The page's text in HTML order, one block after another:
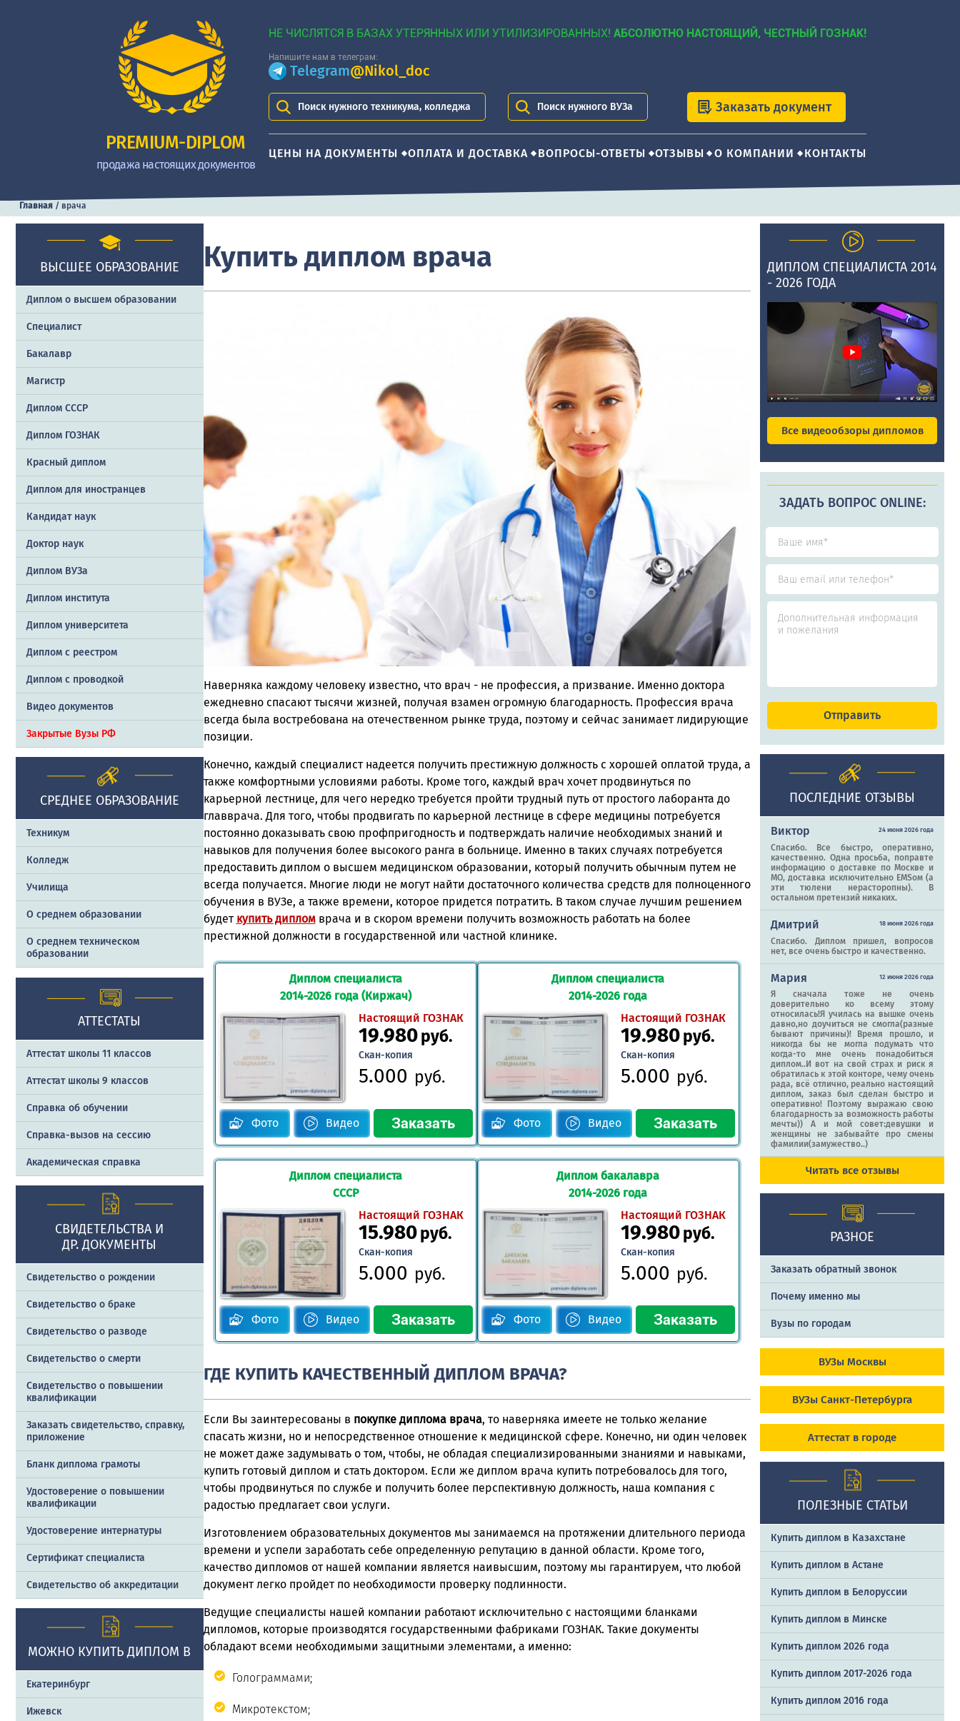
PREMIUM-DIPLOM
продажа настоящих документов
НЕ ЧИСЛЯТСЯ В БАЗАХ УТЕРЯННЫХ ИЛИ УТИЛИЗИРОВАННЫХ!АБСОЛЮТНО НАСТОЯЩИЙ, ЧЕСТНЫЙ ГОЗНАК!
Напишите нам в телеграм:
Telegram@Nikol_doc
Поиск нужного техникума, колледжа Поиск нужного ВУЗа Заказать документ
ЦЕНЫ НА ДОКУМЕНТЫ ОПЛАТА И ДОСТАВКА ВОПРОСЫ-ОТВЕТЫ ОТЗЫВЫ О КОМПАНИИ КОНТАКТЫ
Главная / врача
ВЫСШЕЕ ОБРАЗОВАНИЕ
Диплом о высшем образовании
Специалист
Бакалавр
Магистр
Диплом СССР
Диплом ГОЗНАК
Красный диплом
Диплом для иностранцев
Кандидат наук
Доктор наук
Диплом ВУЗа
Диплом института
Диплом университета
Диплом с реестром
Диплом с проводкой
Видео документов
Закрытые Вузы РФ
СРЕДНЕЕ ОБРАЗОВАНИЕ
Техникум
Колледж
Училища
О среднем образовании
О среднем техническом
образовании
АТТЕСТАТЫ
Аттестат школы 11 классов
Аттестат школы 9 классов
Справка об обучении
Справка-вызов на сессию
Академическая справка
СВИДЕТЕЛЬСТВА И
ДР. ДОКУМЕНТЫ
Свидетельство о рождении
Свидетельство о браке
Свидетельство о разводе
Свидетельство о смерти
Свидетельство о повышении
квалификации
Заказать cвидетельство, справку,
приложение
Бланк диплома грамоты
Удостоверение о повышении
квалификации
Удостоверение интернатуры
Сертификат специалиста
Свидетельство об аккредитации
МОЖНО КУПИТЬ ДИПЛОМ В
Екатеринбург
Ижевск
Купить диплом врача
Наверняка каждому человеку известно, что врач - не профессия, а призвание. Именно доктора
ежедневно спасают тысячи жизней, получая взамен огромную благодарность. Профессия врача
всегда была востребована на отечественном рынке труда, поэтому и сейчас занимает лидирующие
позиции.
Конечно, каждый специалист надеется получить престижную должность с хорошей оплатой труда, а
также комфортными условиями работы. Кроме того, каждый врач хочет продвинуться по
карьерной лестнице, для чего нередко требуется пройти трудный путь от простого лаборанта до
главврача. Для того, чтобы продвигать по карьерной лестнице в сфере медицины потребуется
постоянно доказывать свою профпригодность и подтверждать наличие необходимых знаний и
навыков для получения более высокого ранга в больнице. Именно в таких случаях потребуется
предоставить диплом о высшем медицинском образовании, который получить обычным путем не
всегда получается. Многие люди не могут найти достаточного количества средств для полноценного
обучения в ВУЗе, а также времени, которое придется потратить. В таком случае лучшим решением
будет купить дипломврача и в скором времени получить возможность работать на более
престижной должности в государственной или частной клинике.
Диплом специалиста
2014-2026 года (Киржач)
Настоящий ГОЗНАК
19.980руб.
Скан-копия
5.000 руб.
Фото Видео
Диплом специалиста
2014-2026 года
Настоящий ГОЗНАК
19.980руб.
Скан-копия
5.000 руб.
Фото Видео
Диплом специалиста
СССР
Настоящий ГОЗНАК
15.980руб.
Скан-копия
5.000 руб.
Фото Видео
Диплом бакалавра
2014-2026 года
Настоящий ГОЗНАК
19.980руб.
Скан-копия
5.000 руб.
Фото Видео
ГДЕ КУПИТЬ КАЧЕСТВЕННЫЙ ДИПЛОМ ВРАЧА?
Если Вы заинтересованы в покупке диплома врача, то наверняка имеете не только желание
спасать жизни, но и непосредственное отношение к медицинской сфере. Конечно, ни один человек
не может даже задумывать о том, чтобы, не обладая специализированными знаниями и навыками,
купить готовый диплом и стать доктором. Если же диплом врача купить потребовалось для того,
чтобы продвинуться по службе и получить более перспективную должность, наша компания с
радостью предлагает свои услуги.
Изготовлением образовательных документов мы занимаемся на протяжении длительного периода
времени и успели заработать себе определенную репутацию в данной области. Кроме того,
качество дипломов от нашей компании является наивысшим, поэтому мы гарантируем, что любой
документ легко пройдет по необходимости проверку подлинности.
Ведущие специалисты нашей компании работают исключительно с настоящими бланками
дипломов, которые производятся государственными фабриками ГОЗНАК. Такие документы
обладают всеми необходимыми защитными элементами, а именно:
Голограммами;
Микротекстом;
ДИПЛОМ СПЕЦИАЛИСТА 2014
- 2026 ГОДА
Все видеообзоры дипломов
ЗАДАТЬ ВОПРОС ONLINE:
ПОСЛЕДНИЕ ОТЗЫВЫ
Виктор 24 июня 2026 года
Спасибо. Все быстро, оперативно,
качественно. Одна просьба, поправте
информацию о доставке по Москве и
МО, доставка исключительно EMSом (а
эти тюлени нерасторопны). В
остальном претензий никаких.
Дмитрий 18 июня 2026 года
Спасибо. Диплом пришел, вопросов
нет, все очень быстро и качественно.
Мария 12 июня 2026 года
Я сначала тоже не очень
доверительно ко всему этому
относилась!Я училась на вышке очень
давно,но доучиться не смогла(разные
бывают причины)! Время прошло, и
никогда бы не могла подумать что
когда-то мне очень понадобиться
диплом..И вот на свой страх и риск я
обратилась к этой конторе, чему очень
рада, всё отлично, реально настоящий
диплом, заказ был сделан быстро и
оперативно! Поэтому выражаю свою
благодарность за возможность работы
мечты)) А и мой совет:девушки и
женщины не забывайте про смены
фамилии(замужество..)
Читать все отзывы
РАЗНОЕ
Заказать обратный звонок
Почему именно мы
Вузы по городам
ВУЗы Москвы
ВУЗы Санкт-Петербурга
Аттестат в городе
ПОЛЕЗНЫЕ СТАТЬИ
Купить диплом в Казахстане
Купить диплом в Астане
Купить диплом в Белоруссии
Купить диплом в Минске
Купить диплом 2026 года
Купить диплом 2017-2026 года
Купить диплом 2016 года